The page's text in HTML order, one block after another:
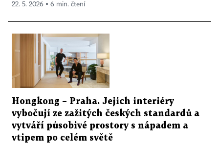
22. 5. 2026 ▪ 6 min. čtení
Hongkong – Praha. Jejich interiéry
vybočují ze zažitých českých standardů a
vytváří působivé prostory s nápadem a
vtipem po celém světě